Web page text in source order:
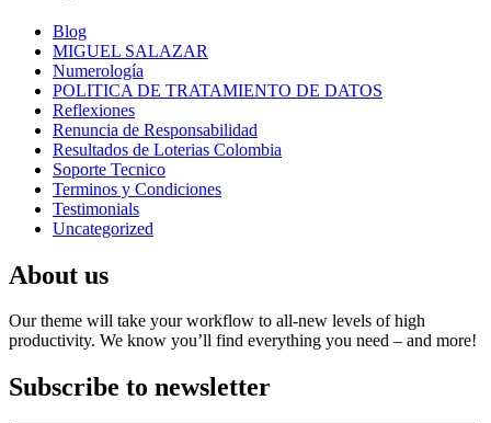
Blog
MIGUEL SALAZAR
Numerología
POLITICA DE TRATAMIENTO DE DATOS
Reflexiones
Renuncia de Responsabilidad
Resultados de Loterias Colombia
Soporte Tecnico
Terminos y Condiciones
Testimonials
Uncategorized
About us
Our theme will take your workflow to all-new levels of high
productivity. We know you’ll find everything you need – and more!
Subscribe to newsletter